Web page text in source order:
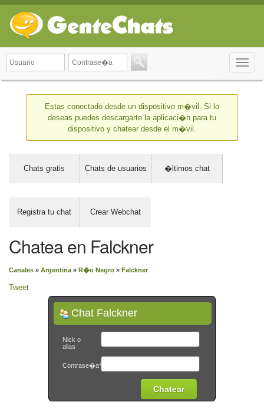
Toggle
Estas conectado desde un dispositivo m�vil. Si lo
deseas puedes descargarte la aplicaci�n para tu
dispositivo y chatear desde el m�vil.
Chats gratis Chats de usuarios �ltimos chat
Registra tu chat Crear Webchat
Chatea en Falckner
Canales » Argentina » R�o Negro » Falckner
Tweet
Chat Falckner
Nick o
alias
Contrase�a*